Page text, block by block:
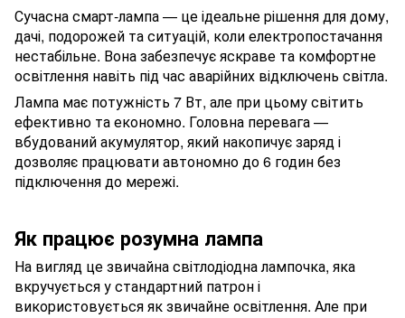
Сучасна смарт-лампа — це ідеальне рішення для дому,
дачі, подорожей та ситуацій, коли електропостачання
нестабільне. Вона забезпечує яскраве та комфортне
освітлення навіть під час аварійних відключень світла.
Лампа має потужність 7 Вт, але при цьому світить
ефективно та економно. Головна перевага —
вбудований акумулятор, який накопичує заряд і
дозволяє працювати автономно до 6 годин без
підключення до мережі.
Як працює розумна лампа
На вигляд це звичайна світлодіодна лампочка, яка
вкручується у стандартний патрон і
використовується як звичайне освітлення. Але при